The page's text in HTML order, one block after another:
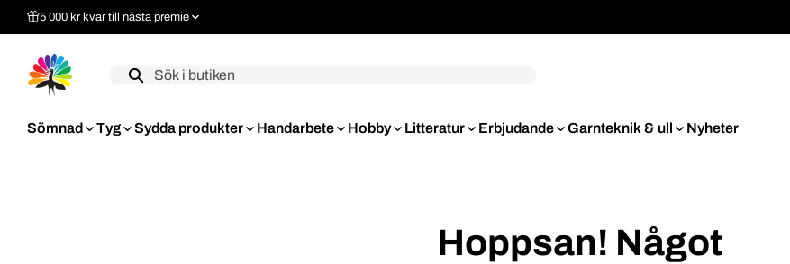
5 000 kr kvar till nästa premie
Label
Sömnad Tyg Sydda produkter Handarbete Hobby Litteratur Erbjudande Garnteknik & ull Nyheter
Hoppsan! Något